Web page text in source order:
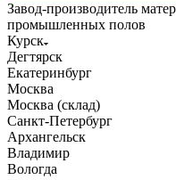
Завод-производитель
промышленных полов
Курск
Дегтярск
Екатеринбург
Москва
Москва (склад)
Санкт-Петербург
Архангельск
Владимир
Вологда